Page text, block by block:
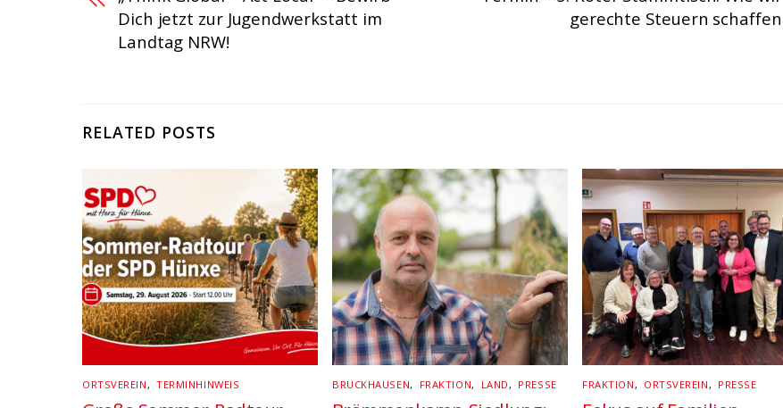
Dich jetzt zur Jugendwerkstatt im
Landtag NRW!
gerechte Steuern schaffen
RELATED POSTS
ORTSVEREIN, TERMINHINWEIS BRUCKHAUSEN, FRAKTION, LAND, PRESSE FRAKTION, ORTSVEREIN, PRESSE